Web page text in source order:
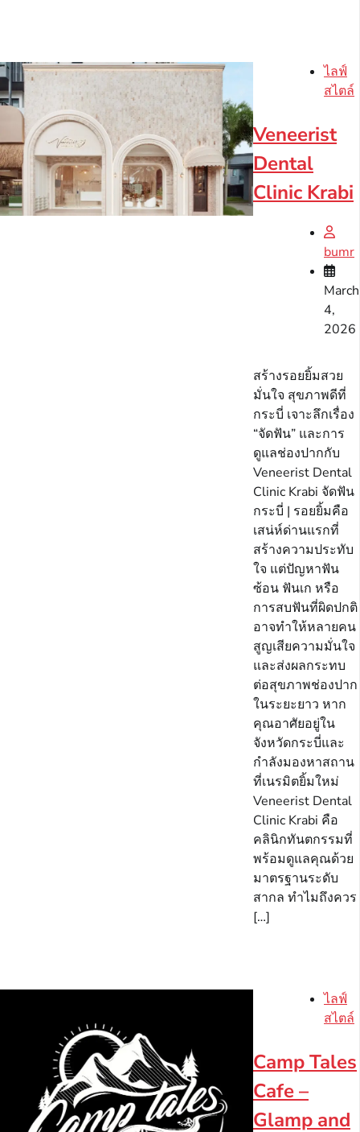
ไลฟ์
สไตล์
Veneerist
Dental
Clinic Krabi
bumr
March
4,
2026
สร้างรอยยิ้มสวย
มั่นใจ สุขภาพดีที่
กระบี่ เจาะลึกเรื่อง
“จัดฟัน” และการ
ดูแลช่องปากกับ
Veneerist Dental
Clinic Krabi จัดฟัน
กระบี่ | รอยยิ้มคือ
เสน่ห์ด่านแรกที่
สร้างความประทับ
ใจ แต่ปัญหาฟัน
ซ้อน ฟันเก หรือ
การสบฟันที่ผิดปกติ
อาจทำให้หลายคน
สูญเสียความมั่นใจ
และส่งผลกระทบ
ต่อสุขภาพช่องปาก
ในระยะยาว หาก
คุณอาศัยอยู่ใน
จังหวัดกระบี่และ
กำลังมองหาสถาน
ที่เนรมิตยิ้มใหม่
Veneerist Dental
Clinic Krabi คือ
คลินิกทันตกรรมที่
พร้อมดูแลคุณด้วย
มาตรฐานระดับ
สากล ทำไมถึงควร
[…]
ไลฟ์
สไตล์
Camp Tales
Cafe –
Glamp and